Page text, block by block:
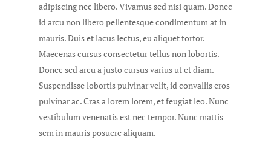
adipiscing nec libero. Vivamus sed nisi quam. Donec
id arcu non libero pellentesque condimentum at in
mauris. Duis et lacus lectus, eu aliquet tortor.
Maecenas cursus consectetur tellus non lobortis.
Donec sed arcu a justo cursus varius ut et diam.
Suspendisse lobortis pulvinar velit, id convallis eros
pulvinar ac. Cras a lorem lorem, et feugiat leo. Nunc
vestibulum venenatis est nec tempor. Nunc mattis
sem in mauris posuere aliquam.